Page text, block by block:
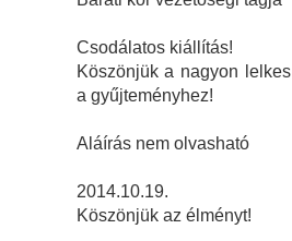
Csodálatos kiállítás!
Köszönjük a nagyon
a gyűjteményhez!
Aláírás nem olvasható
2014.10.19.
Köszönjük az élményt!